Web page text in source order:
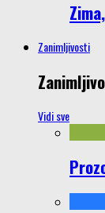
Zanimljivosti
Vidi sve